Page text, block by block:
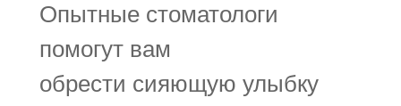
Опытные стоматологи
помогут вам
обрести сияющую улыбку